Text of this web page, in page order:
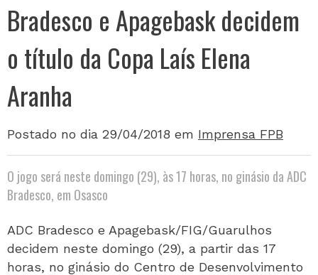
Bradesco e Apagebask decidem
o título da Copa Laís Elena
Aranha
Postado no dia 29/04/2018 em Imprensa FPB
O jogo será neste domingo (29), às 17 horas, no ginásio da ADC
Bradesco, em Osasco
ADC Bradesco e Apagebask/FIG/Guarulhos
decidem neste domingo (29), a partir das 17
horas, no ginásio do Centro de Desenvolvimento